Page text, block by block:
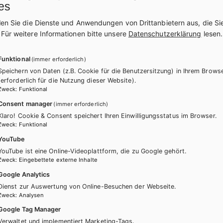
Bei Bestellung über die Schulbuchaktion
und ohne Mehrkosten auch als E-Book.
Exklusiv über die Schulbuchaktion erhältlich.
Bände dieser
Sie die Dienste und Anwendungen von Drittanbietern aus, die
Für weitere Informationen bitte unsere Datenschutzerklärung lesen.
(immer erforderlich)
von Daten (z.B. Cookie für die Benutzersitzung) in Ihrem
für die Nutzung dieser Website).
: Funktional
manager (immer erforderlich)
Cookie & Consent speichert Ihren Einwilligungsstatus im Browser.
: Funktional
ist eine Online-Videoplattform, die zu Google gehört.
: Eingebettete externe Inhalte
Analytics
zur Auswertung von Online-Besuchen der Webseite.
: Analysen
Tag Manager